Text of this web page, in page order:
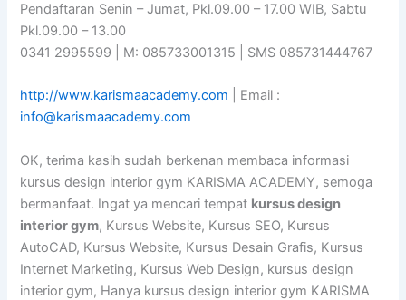
Pendaftaran Senin – Jumat, Pkl.09.00 – 17.00 WIB, Sabtu
Pkl.09.00 – 13.00
0341 2995599 | M: 085733001315 | SMS 085731444767
http://www.karismaacademy.com | Email :
info@karismaacademy.com
OK, terima kasih sudah berkenan membaca informasi
kursus design interior gym KARISMA ACADEMY, semoga
bermanfaat. Ingat ya mencari tempat kursus design
interior gym, Kursus Website, Kursus SEO, Kursus
AutoCAD, Kursus Website, Kursus Desain Grafis, Kursus
Internet Marketing, Kursus Web Design, kursus design
interior gym, Hanya kursus design interior gym KARISMA